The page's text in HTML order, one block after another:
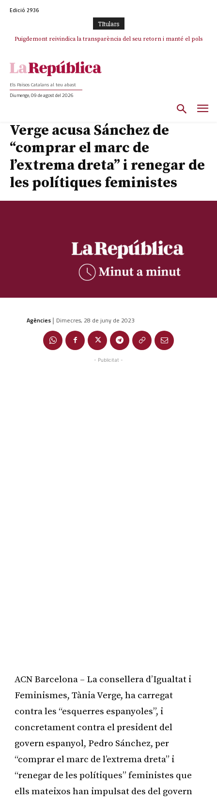
Edició 2936
TItulars
Puigdemont reivindica la transparència del seu retorn i manté el pols
Els Països Catalans al teu abast
Diumenge, 09 de agost del 2026
Verge acusa Sánchez de
“comprar el marc de
l’extrema dreta” i renegar de
les polítiques feministes
Agències | Dimecres, 28 de juny de 2023
- Publicitat -
ACN Barcelona – La consellera d’Igualtat i
Feminismes, Tània Verge, ha carregat
contra les “esquerres espanyoles”, i
concretament contra el president del
govern espanyol, Pedro Sánchez, per
“comprar el marc de l’extrema dreta” i
“renegar de les polítiques” feministes que
ells mateixos han impulsat des del govern